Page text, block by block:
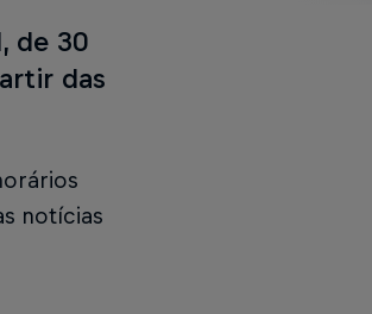
de 30
das
notícias